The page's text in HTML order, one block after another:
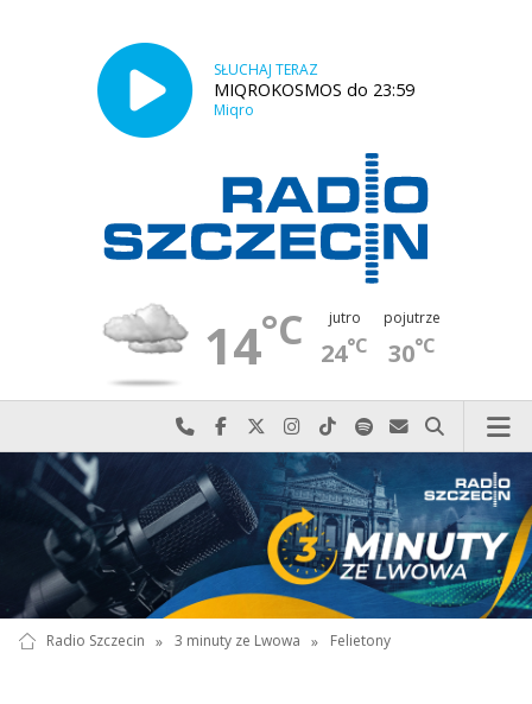
SŁUCHAJ TERAZ
MIQROKOSMOS do 23:59
Miqro
14°C jutro
24°C
pojutrze
30°C
Najlepiej po prostu do nas zadzwoń
Odwiedź nas na Facebook-u
Odwiedź nas na X
Odwiedź nas na Instagram-ie
Odwiedź nas na TikTok-u
Szukaj nas na Spotify
Wyślij do nas
Szukaj
Radio Szczecin » 3 minuty ze Lwowa » Felietony